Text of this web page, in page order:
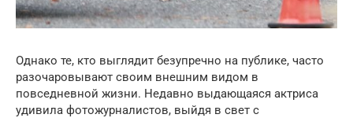
Однако те, кто выглядит безупречно на публике, часто
разочаровывают своим внешним видом в
повседневной жизни. Недавно выдающаяся актриса
удивила фотожурналистов, выйдя в свет с